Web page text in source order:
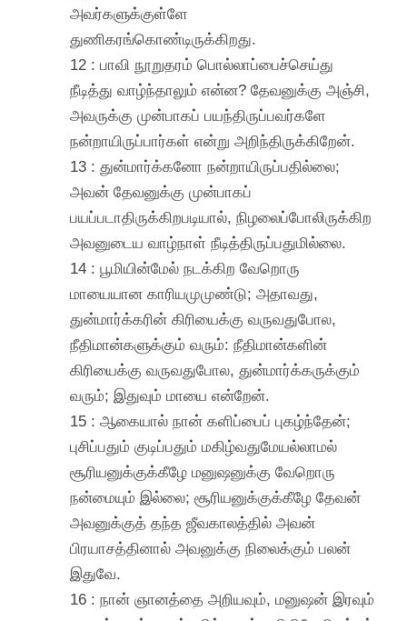
அவர்களுக்குள்ளே
துணிகரங்கொண்டிருக்கிறது.
12 : பாவி நூறுதரம் பொல்லாப்பைச்செய்து
நீடித்து வாழ்ந்தாலும் என்ன? தேவனுக்கு அஞ்சி,
அவருக்கு முன்பாகப் பயந்திருப்பவர்களே
நன்றாயிருப்பார்கள் என்று அறிந்திருக்கிறேன்.
13 : துன்மார்க்கனோ நன்றாயிருப்பதில்லை;
அவன் தேவனுக்கு முன்பாகப்
பயப்படாதிருக்கிறபடியால், நிழலைப்போலிருக்கிற
அவனுடைய வாழ்நாள் நீடித்திருப்பதுமில்லை.
14 : பூமியின்மேல் நடக்கிற வேறொரு
மாயையான காரியமுமுண்டு; அதாவது,
துன்மார்க்கரின் கிரியைக்கு வருவதுபோல,
நீதிமான்களுக்கும் வரும்: நீதிமான்களின்
கிரியைக்கு வருவதுபோல, துன்மார்க்கருக்கும்
வரும்; இதுவும் மாயை என்றேன்.
15 : ஆகையால் நான் களிப்பைப் புகழ்ந்தேன்;
புசிப்பதும் குடிப்பதும் மகிழ்வதுமேயல்லாமல்
சூரியனுக்குக்கீழே மனுஷனுக்கு வேறொரு
நன்மையும் இல்லை; சூரியனுக்குக்கீழே தேவன்
அவனுக்குத் தந்த ஜீவகாலத்தில் அவன்
பிரயாசத்தினால் அவனுக்கு நிலைக்கும் பலன்
இதுவே.
16 : நான் ஞானத்தை அறியவும், மனுஷன் இரவும்